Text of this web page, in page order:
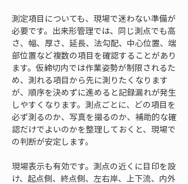
測定項目についても、現場で迷わない準備が
必要です。出来形管理では、同じ測点でも高
さ、幅、厚さ、延長、法勾配、中心位置、端
部位置など複数の項目を確認することがあり
ます。仮締切内では作業姿勢が制限されるた
め、測れる項目から先に測りたくなります
が、順序を決めずに進めると記録漏れが発生
しやすくなります。測点ごとに、どの項目を
必ず測るのか、写真を撮るのか、補助的な確
認だけでよいのかを整理しておくと、現場で
の判断が安定します。
現場表示も有効です。測点の近くに目印を設
け、起点側、終点側、左右岸、上下流、内外